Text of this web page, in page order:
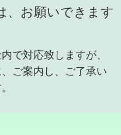
、お願いできます
で対応致しますが、
ご案内し、ご了承い